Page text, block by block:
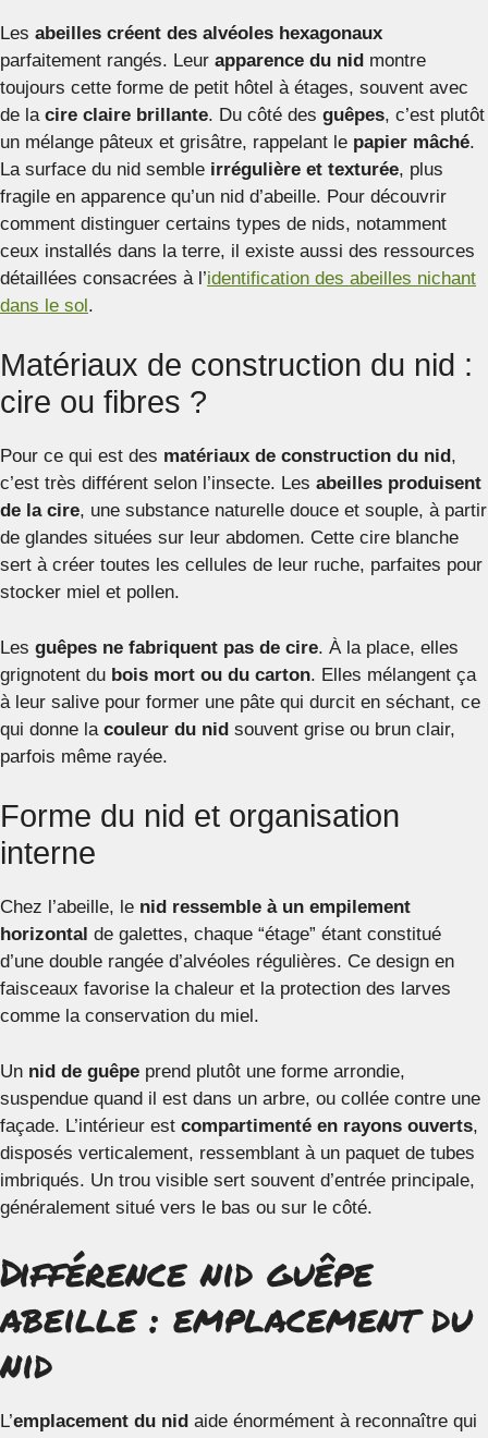
Les abeilles créent des alvéoles hexagonaux
parfaitement rangés. Leur apparence du nid montre
toujours cette forme de petit hôtel à étages, souvent avec
de la cire claire brillante. Du côté des guêpes, c’est plutôt
un mélange pâteux et grisâtre, rappelant le papier mâché.
La surface du nid semble irrégulière et texturée, plus
fragile en apparence qu’un nid d’abeille. Pour découvrir
comment distinguer certains types de nids, notamment
ceux installés dans la terre, il existe aussi des ressources
détaillées consacrées à l’identification des abeilles nichant
dans le sol.
Matériaux de construction du nid :
cire ou fibres ?
Pour ce qui est des matériaux de construction du nid,
c’est très différent selon l’insecte. Les abeilles produisent
de la cire, une substance naturelle douce et souple, à partir
de glandes situées sur leur abdomen. Cette cire blanche
sert à créer toutes les cellules de leur ruche, parfaites pour
stocker miel et pollen.
Les guêpes ne fabriquent pas de cire. À la place, elles
grignotent du bois mort ou du carton. Elles mélangent ça
à leur salive pour former une pâte qui durcit en séchant, ce
qui donne la couleur du nid souvent grise ou brun clair,
parfois même rayée.
Forme du nid et organisation
interne
Chez l’abeille, le nid ressemble à un empilement
horizontal de galettes, chaque “étage” étant constitué
d’une double rangée d’alvéoles régulières. Ce design en
faisceaux favorise la chaleur et la protection des larves
comme la conservation du miel.
Un nid de guêpe prend plutôt une forme arrondie,
suspendue quand il est dans un arbre, ou collée contre une
façade. L’intérieur est compartimenté en rayons ouverts,
disposés verticalement, ressemblant à un paquet de tubes
imbriqués. Un trou visible sert souvent d’entrée principale,
généralement situé vers le bas ou sur le côté.
Différence nid guêpe
abeille : emplacement du
nid
L’emplacement du nid aide énormément à reconnaître qui